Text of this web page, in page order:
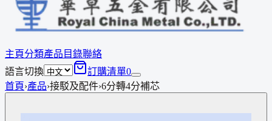
主頁分類產品 目錄聯絡
語言切換
訂購清單0
首頁›產品›接駁及配件›6分轉4分補芯